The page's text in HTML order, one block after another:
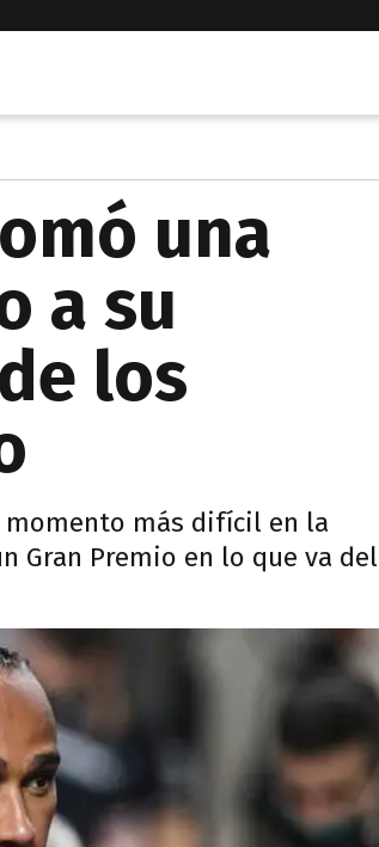
una
a su
los
momento más difícil en la
Gran Premio en lo que va del